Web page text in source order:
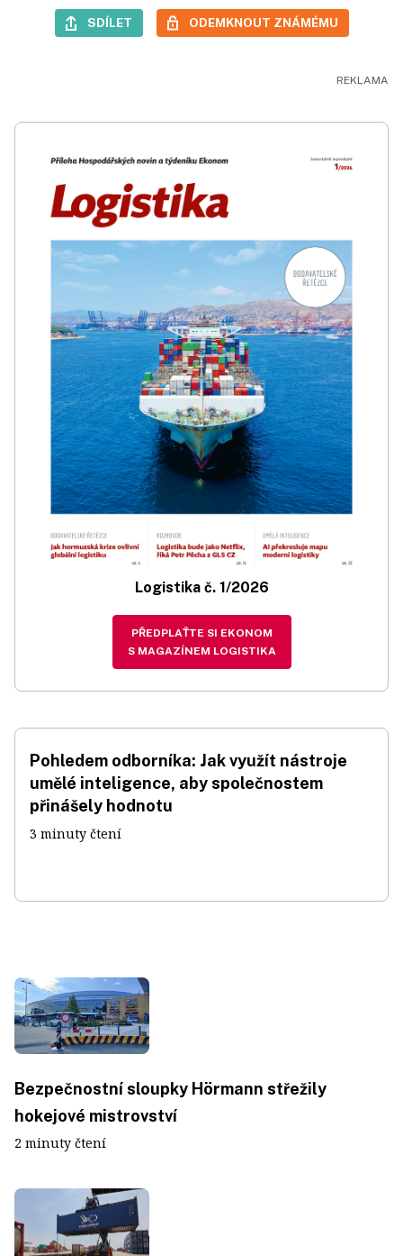
SDÍLET ODEMKNOUT ZNÁMÉMU
Logistika č. 1/2026
PŘEDPLAŤTE SI EKONOM
S MAGAZÍNEM LOGISTIKA
Pohledem odborníka: Jak využít nástroje
umělé inteligence, aby společnostem
přinášely hodnotu
3 minuty čtení
Bezpečnostní sloupky Hörmann střežily
hokejové mistrovství
2 minuty čtení